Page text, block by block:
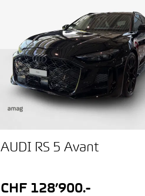
AUDI RS 5 Avant
CHF 128’900.-